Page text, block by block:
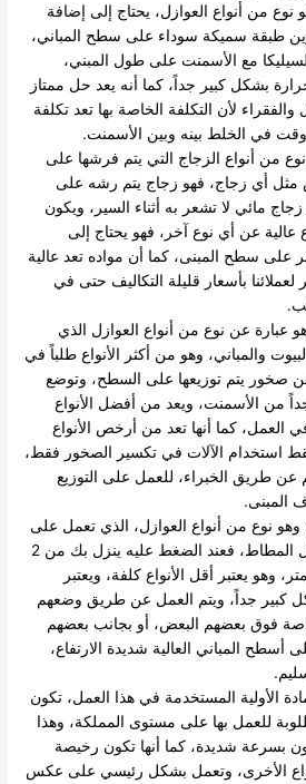
نوع من أنواع العوازل، يحتاج إلى إضافة
طبقة سميكة سوداء على سطح المباني،
مع الأسمنت على طول المبني،
بشكل كبير جداً، كما أنه يعد حل ممتاز
لأن التكلفة الخاصة بها تعد تكلفة
وقت في الخلط بينه وبين الأسمنت.
من أنواع الزجاج التي يتم فرشها على
أي زجاج، فهو زجاج يتم رشه على
مائي لا تشعر به أثناء السير، ويكون
عالية عن أي نوع آخر، فهو يحتاج إلى
على سطح المبنى، كما أن مواده تعد عالية
لعملائنا بأسعار قليلة التكاليف حتى في
عن نوع من أنواع العوازل الذي
والمباني، وهو من أكثر الأنواع طلباً في
صخور يتم توزيعها على السطح، وتوضع
من الأسمنت، ويعد من أفضل الأنواع
العمل، كما أنها تعد من أرخص الأنواع
استخدام الآلات في تكسير الصخور فقط،
عن طريق الخبراء، للعمل على التوزيع
المبنى.
وهو نوع من أنواع العوازل، الذي تعمل على
أن يكون السطح مثل المطاط، فعند الضغط عليه ينزل بك من 2
إلى 4 سنتيمتر، وهو يعتبر أقل الأنواع كلفة، ويعتبر
كبير جداً، ويتم العمل عن طريق وضعهم
فوق بعضهم البعض، أو بجانب بعضهم
أسطح المباني العالية شديدة الارتفاع،
الأولية المستخدمة في هذا العمل، تكون
للعمل بها على مستوى المملكة، وهذا
بسرعة شديدة، كما أنها تكون رخيصة
الأخرى، وتعمل بشكل رئيسي على عكس